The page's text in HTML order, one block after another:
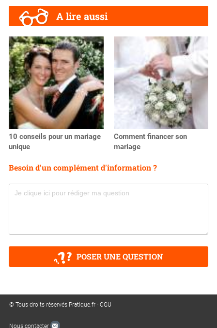
A lire aussi
10 conseils pour un mariage
unique
Comment financer son
mariage
Besoin d'un complément d'information ?
POSER UNE QUESTION
© Tous droits réservés Pratique.fr -CGU
Nous contacter